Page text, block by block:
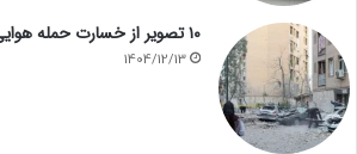
۱۰ تصویر از خسارت حمله هوایی به خیابان‌های تهران
1404/12/13